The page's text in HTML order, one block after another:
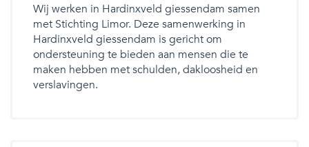
Wij werken in Hardinxveld giessendam samen
met Stichting Limor. Deze samenwerking in
Hardinxveld giessendam is gericht om
ondersteuning te bieden aan mensen die te
maken hebben met schulden, dakloosheid en
verslavingen.